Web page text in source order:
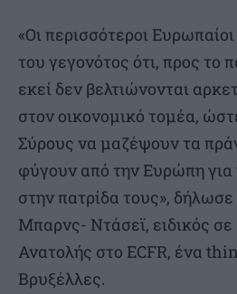
«Οι περισσότεροι
του γεγονότος ότι, προς το
εκεί δεν βελτιώνονται
στον οικονομικό τομέα,
Σύρους να μαζέψουν τα
φύγουν από την Ευρώπη
στην πατρίδα τους»,
Μπαρνς- Ντάσεϊ, ειδικός
Ανατολής στο ECFR, ένα
Βρυξέλλες.